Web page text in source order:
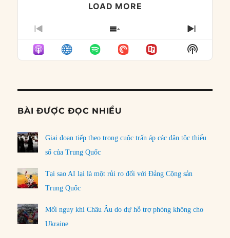
LOAD MORE
PREVIOUS
EPISODE
SHOW
EPISODES
LIST
NEXT
Show
Podcast
BÀI ĐƯỢC ĐỌC NHIỀU
Giai đoạn tiếp theo trong cuộc trấn áp các dân tộc thiểu
số của Trung Quốc
Tại sao AI lại là một rủi ro đối với Đảng Cộng sản
Trung Quốc
Mối nguy khi Châu Âu do dự hỗ trợ phòng không cho
Ukraine